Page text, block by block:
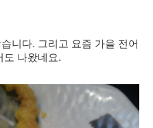
니다. 그리고 요즘 가을 전어
도 나왔네요.